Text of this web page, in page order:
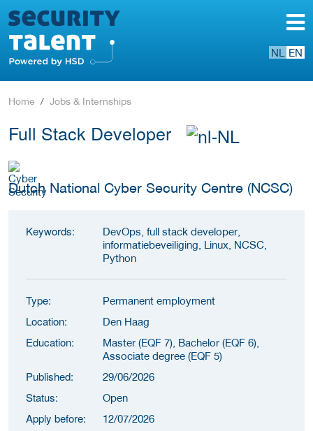
NL EN
Home Jobs & Internships
Full Stack Developer
Dutch National Cyber Security Centre (NCSC)
Keywords:
DevOps, full stack developer,
informatiebeveiliging, Linux, NCSC,
Python
Type: Permanent employment
Location: Den Haag
Education:
Master (EQF 7), Bachelor (EQF 6),
Associate degree (EQF 5)
Published: 29/06/2026
Status: Open
Apply before: 12/07/2026